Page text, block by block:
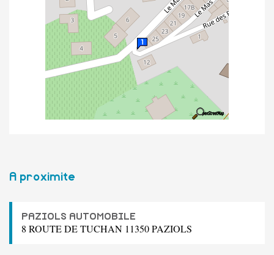
A proximite
PAZIOLS AUTOMOBILE
8 ROUTE DE TUCHAN 11350 PAZIOLS